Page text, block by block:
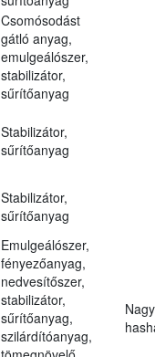
Csomósodást
gátló anyag,
emulgeálószer,
stabilizátor,
sűrítőanyag
Stabilizátor,
sűrítőanyag
Stabilizátor,
sűrítőanyag
Emulgeálószer,
fényezőanyag,
nedvesítőszer,
stabilizátor,
sűrítőanyag,
szilárdítóanyag,